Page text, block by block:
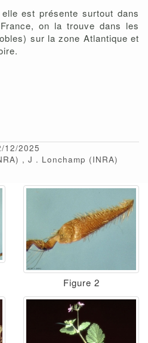
est présente surtout dans
on la trouve dans les
sur la zone Atlantique et
12/2025
J Lonchamp (INRA)
Figure 2